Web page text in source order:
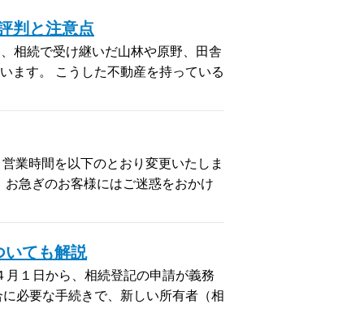
判と注意点
相続で受け継いだ山林や原野、田舎
ます。 こうした不動産を持っている
業時間を以下のとおり変更いたしま
急ぎのお客様にはご迷惑をおかけ
いても解説
１日から、相続登記の申請が義務
必要な手続きで、新しい所有者（相